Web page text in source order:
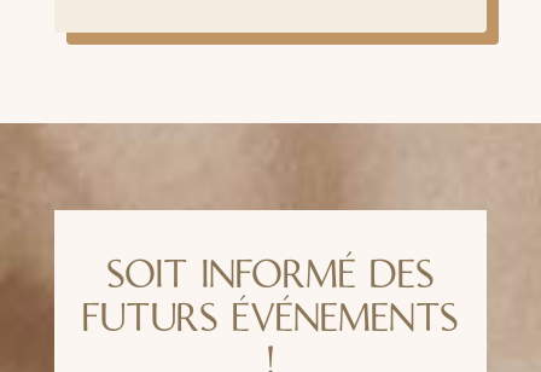
SOIT INFORMÉ DES
FUTURS ÉVÉNEMENTS
!